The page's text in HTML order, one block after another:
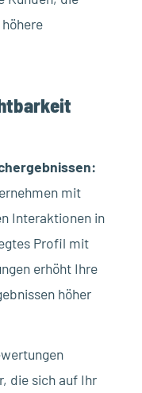
mit
Interaktionen in
Profil mit
erhöht Ihre
höher
die sich auf Ihr